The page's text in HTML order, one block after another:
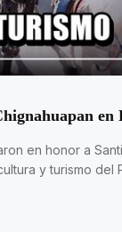
en
en honor a
y turismo del